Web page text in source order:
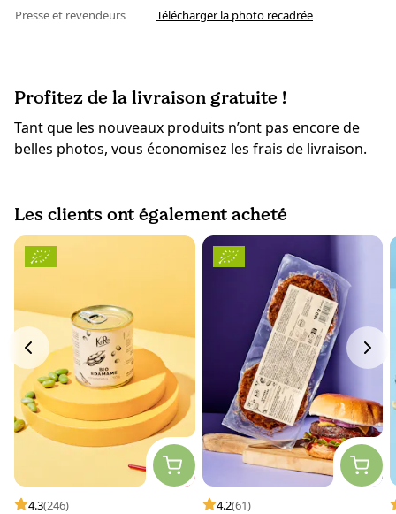
Presse et revendeurs
Télécharger la photo recadrée
Profitez de la livraison gratuite !
Tant que les nouveaux produits n’ont pas encore de
belles photos, vous économisez les frais de livraison.
Les clients ont également acheté
4.3(246) 4.2(61)